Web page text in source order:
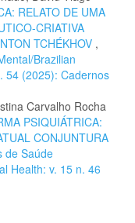
RELATO DE UMA
CRIATIVA
TCHÉKHOV ,
Brazilian
54 (2025): Cadernos
Carvalho Rocha
PSIQUIÁTRICA:
CONJUNTURA
de Saúde
Health: v. 15 n. 46